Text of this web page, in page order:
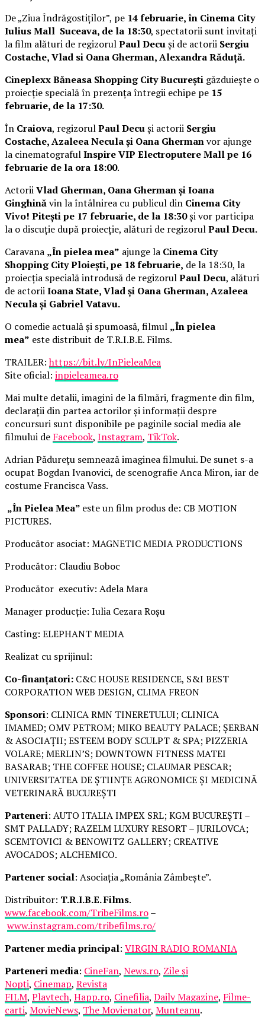
De „Ziua Îndrăgostiților”, pe 14 februarie, în Cinema City
Iulius Mall Suceava, de la 18:30, spectatorii sunt invitați
la film alături de regizorulPaul Decuși de actorii Sergiu
Costache, Vlad si Oana Gherman, Alexandra Răduță.
Cineplexx Băneasa Shopping City București găzduiește o
proiecție specială în prezența întregii echipe pe 15
februarie, de la 17:30.
În Craiova, regizorulPaul Decuși actorii Sergiu
Costache, Azaleea Necula și Oana Ghermanvor ajunge
la cinematografulInspire VIP Electroputere Mall pe 16
februarie de la ora 18:00.
ActoriiVlad Gherman, Oana Gherman și Ioana
Ginghinăvin la întâlnirea cu publicul din Cinema City
Vivo! Pitești pe 17 februarie, de la 18:30și vor participa
la o discuție după proiecție, alături de regizorulPaul Decu.
Caravana „În pielea mea” ajunge la Cinema City
Shopping City Ploiești, pe 18 februarie, de la 18:30, la
proiecția specială introdusă de regizorulPaul Decu, alături
de actoriiIoana State, Vlad și Oana Gherman, Azaleea
Necula și Gabriel Vatavu.
O comedie actuală și spumoasă, filmul „În pielea
mea” este distribuit de T.R.I.B.E. Films.
TRAILER:https://bit.ly/InPieleaMea
Site oficial: inpieleamea.ro
Mai multe detalii, imagini de la filmări, fragmente din film,
declarații din partea actorilor și informații despre
concursuri sunt disponibile pe paginile social media ale
filmului de Facebook, Instagram, TikTok.
Adrian Pădurețu semnează imaginea filmului. De sunet s-a
ocupat Bogdan Ivanovici, de scenografie Anca Miron, iar de
costume Francisca Vass.
„În Pielea Mea” este un film produs de: CB MOTION
PICTURES.
Producător asociat: MAGNETIC MEDIA PRODUCTIONS
Producător: Claudiu Boboc
Producător executiv: Adela Mara
Manager producție: Iulia Cezara Roșu
Casting: ELEPHANT MEDIA
Realizat cu sprijinul:
Co-finanțatori: C&C HOUSE RESIDENCE, S&I BEST
CORPORATION WEB DESIGN, CLIMA FREON
Sponsori: CLINICA RMN TINERETULUI; CLINICA
IMAMED; OMV PETROM; MIKO BEAUTY PALACE; ȘERBAN
& ASOCIAȚII; ESTEEM BODY SCULPT & SPA; PIZZERIA
VOLARE; MERLIN’S; DOWNTOWN FITNESS MATEI
BASARAB; THE COFFEE HOUSE; CLAUMAR PESCAR;
UNIVERSITATEA DE ȘTIINȚE AGRONOMICE ȘI MEDICINĂ
VETERINARĂ BUCUREȘTI
Parteneri: AUTO ITALIA IMPEX SRL; KGM BUCUREȘTI –
SMT PALLADY; RAZELM LUXURY RESORT – JURILOVCA;
SCEMTOVICI & BENOWITZ GALLERY; CREATIVE
AVOCADOS; ALCHEMICO.
Partener social: Asociația „România Zâmbește”.
Distribuitor: T.R.I.B.E. Films.
www.facebook.com/TribeFilms.ro–
www.instagram.com/tribefilms.ro/
Partener media principal: VIRGIN RADIO ROMANIA
Parteneri media: CineFan, News.ro, Zile și
Nopți, Cinemap, Revista
FILM, Playtech, Happ.ro, Cinefilia, Daily Magazine, Filme-
carti, MovieNews, The Movienator, Munteanu.